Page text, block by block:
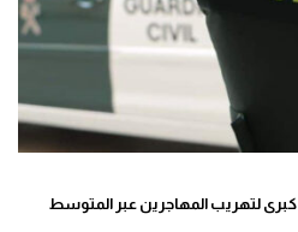
لتهريب المهاجرين عبر المتوسط